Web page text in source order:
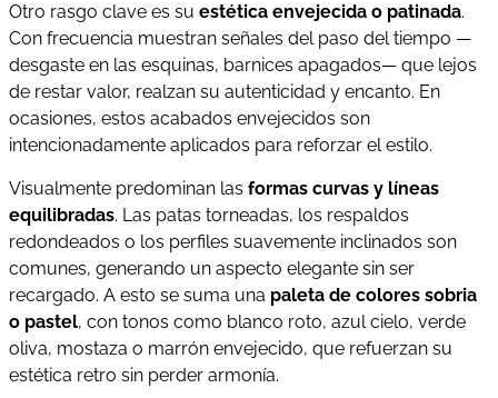
Otro rasgo clave es su estética envejecida o patinada.
Con frecuencia muestran señales del paso del tiempo —
desgaste en las esquinas, barnices apagados— que lejos
de restar valor, realzan su autenticidad y encanto. En
ocasiones, estos acabados envejecidos son
intencionadamente aplicados para reforzar el estilo.
Visualmente predominan las formas curvas y líneas
equilibradas. Las patas torneadas, los respaldos
redondeados o los perfiles suavemente inclinados son
comunes, generando un aspecto elegante sin ser
recargado. A esto se suma una paleta de colores sobria
o pastel, con tonos como blanco roto, azul cielo, verde
oliva, mostaza o marrón envejecido, que refuerzan su
estética retro sin perder armonía.